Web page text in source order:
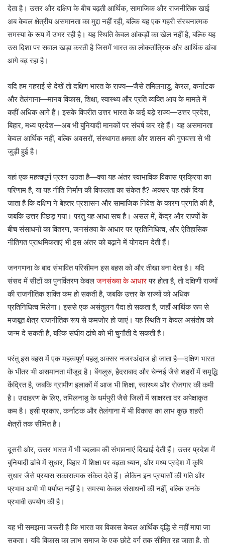
देता है। उत्तर और दक्षिण के बीच बढ़ती आर्थिक, सामाजिक और राजनीतिक खाई
अब केवल क्षेत्रीय असमानता का मुद्दा नहीं रही, बल्कि यह एक गहरी संरचनात्मक
समस्या के रूप में उभर रही है। यह स्थिति केवल आंकड़ों का खेल नहीं है, बल्कि यह
उस दिशा पर सवाल खड़ा करती है जिसमें भारत का लोकतांत्रिक और आर्थिक ढांचा
आगे बढ़ रहा है।
यदि हम गहराई से देखें तो दक्षिण भारत के राज्य—जैसे तमिलनाडु, केरल, कर्नाटक
और तेलंगाना—मानव विकास, शिक्षा, स्वास्थ्य और प्रति व्यक्ति आय के मामले में
कहीं अधिक आगे हैं। इसके विपरीत उत्तर भारत के कई बड़े राज्य—उत्तर प्रदेश,
बिहार, मध्य प्रदेश—अब भी बुनियादी मानकों पर संघर्ष कर रहे हैं। यह असमानता
केवल आर्थिक नहीं, बल्कि अवसरों, संस्थागत क्षमता और शासन की गुणवत्ता से भी
जुड़ी हुई है।
यहां एक महत्वपूर्ण प्रश्न उठता है—क्या यह अंतर स्वाभाविक विकास प्रक्रिया का
परिणाम है, या यह नीति निर्माण की विफलता का संकेत है? अक्सर यह तर्क दिया
जाता है कि दक्षिण ने बेहतर प्रशासन और सामाजिक निवेश के कारण प्रगति की है,
जबकि उत्तर पिछड़ गया। परंतु यह आधा सच है। असल में, केंद्र और राज्यों के
बीच संसाधनों का वितरण, जनसंख्या के आधार पर प्रतिनिधित्व, और ऐतिहासिक
नीतिगत प्राथमिकताएं भी इस अंतर को बढ़ाने में योगदान देती हैं।
जनगणना के बाद संभावित परिसीमन इस बहस को और तीखा बना देता है। यदि
संसद में सीटों का पुनर्वितरण केवलजनसंख्या के आधारपर होता है, तो दक्षिणी राज्यों
की राजनीतिक शक्ति कम हो सकती है, जबकि उत्तर के राज्यों को अधिक
प्रतिनिधित्व मिलेगा। इससे एक असंतुलन पैदा हो सकता है, जहाँ आर्थिक रूप से
मजबूत क्षेत्र राजनीतिक रूप से कमजोर हो जाएं। यह स्थिति न केवल असंतोष को
जन्म दे सकती है, बल्कि संघीय ढांचे को भी चुनौती दे सकती है।
परंतु इस बहस में एक महत्वपूर्ण पहलू अक्सर नजरअंदाज हो जाता है—दक्षिण भारत
के भीतर भी असमानता मौजूद है। बेंगलुरु, हैदराबाद और चेन्नई जैसे शहरों में समृद्धि
केंद्रित है, जबकि ग्रामीण इलाकों में आज भी शिक्षा, स्वास्थ्य और रोजगार की कमी
है। उदाहरण के लिए, तमिलनाडु के धर्मपुरी जैसे जिलों में साक्षरता दर अपेक्षाकृत
कम है। इसी प्रकार, कर्नाटक और तेलंगाना में भी विकास का लाभ कुछ शहरी
क्षेत्रों तक सीमित है।
दूसरी ओर, उत्तर भारत में भी बदलाव की संभावनाएं दिखाई देती हैं। उत्तर प्रदेश में
बुनियादी ढांचे में सुधार, बिहार में शिक्षा पर बढ़ता ध्यान, और मध्य प्रदेश में कृषि
सुधार जैसे प्रयास सकारात्मक संकेत देते हैं। लेकिन इन प्रयासों की गति और
प्रभाव अभी भी पर्याप्त नहीं है। समस्या केवल संसाधनों की नहीं, बल्कि उनके
प्रभावी उपयोग की है।
यह भी समझना जरूरी है कि भारत का विकास केवल आर्थिक वृद्धि से नहीं मापा जा
सकता। यदि विकास का लाभ समाज के एक छोटे वर्ग तक सीमित रह जाता है, तो